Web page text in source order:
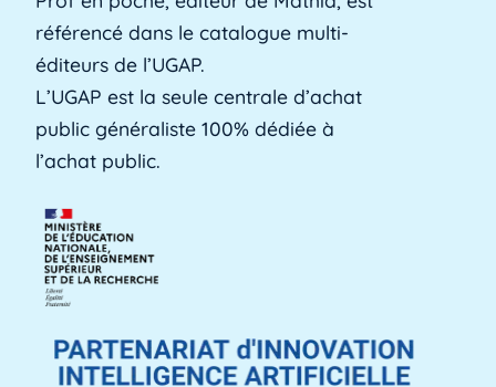
Alerte précoce
L'alerte précoce est un outil en ligne que les
établissements utilisent pour identifier les [...]
Lire plus »
Aménagements d'apprentissage
Les aménagements d'apprentissage peuvent
faire référence à du temps supplémentaire
pour la [...]
référencé dans le catalogue multi-
éditeurs de l’UGAP.
L’UGAP est la seule centrale d’achat
public généraliste 100% dédiée à
l’achat public.